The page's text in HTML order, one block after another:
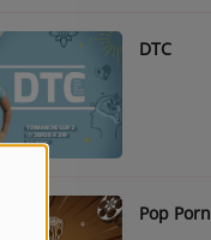
DTC
Pop Porn